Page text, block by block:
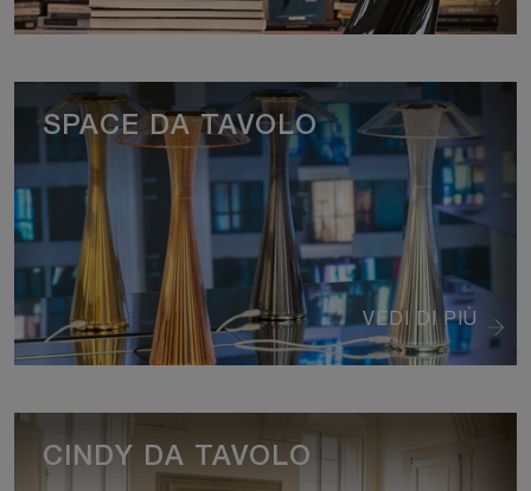
VEDI DI PIÙ
SPACE DA TAVOLO
CINDY DA TAVOLO